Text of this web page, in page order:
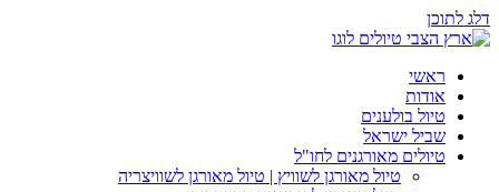
דלג לתוכן
ראשי
אודות
טיול בולענים
שביל ישראל
טיולים מאורגנים לחו"ל
טיול מאורגן לשוויץ | טיול מאורגן לשוויצריה